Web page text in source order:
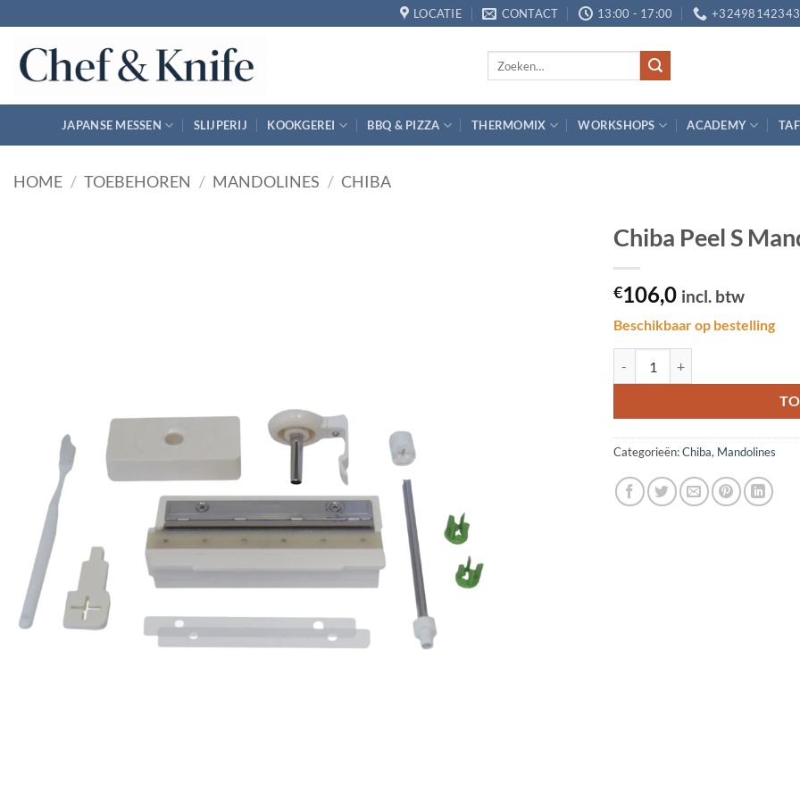
naar
inhoud
LOCATIE CONTACT 13:00 - 17:00 +32498142343
JAPANSE MESSEN SLIJPERIJ KOOKGEREI BBQ & PIZZA THERMOMIX WORKSHOPS ACADEMY
HOME / TOEBEHOREN / MANDOLINES / CHIBA
Chiba Peel S
€106,0 incl. btw
Beschikbaar op bestelling
Categorieën:Chiba, Mandolines